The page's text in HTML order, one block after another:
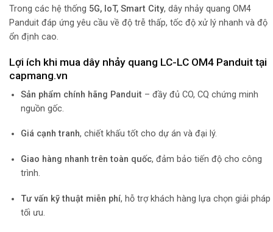
Trong các hệ thống 5G, IoT, Smart City, dây nhảy quang OM4
Panduit đáp ứng yêu cầu về độ trễ thấp, tốc độ xử lý nhanh và độ
ổn định cao.
Lợi ích khi mua dây nhảy quang LC-LC OM4 Panduit tại
capmang.vn
Sản phẩm chính hãng Panduit – đầy đủ CO, CQ chứng minh
nguồn gốc.
Giá cạnh tranh, chiết khấu tốt cho dự án và đại lý.
Giao hàng nhanh trên toàn quốc, đảm bảo tiến độ cho công
trình.
Tư vấn kỹ thuật miễn phí, hỗ trợ khách hàng lựa chọn giải pháp
tối ưu.